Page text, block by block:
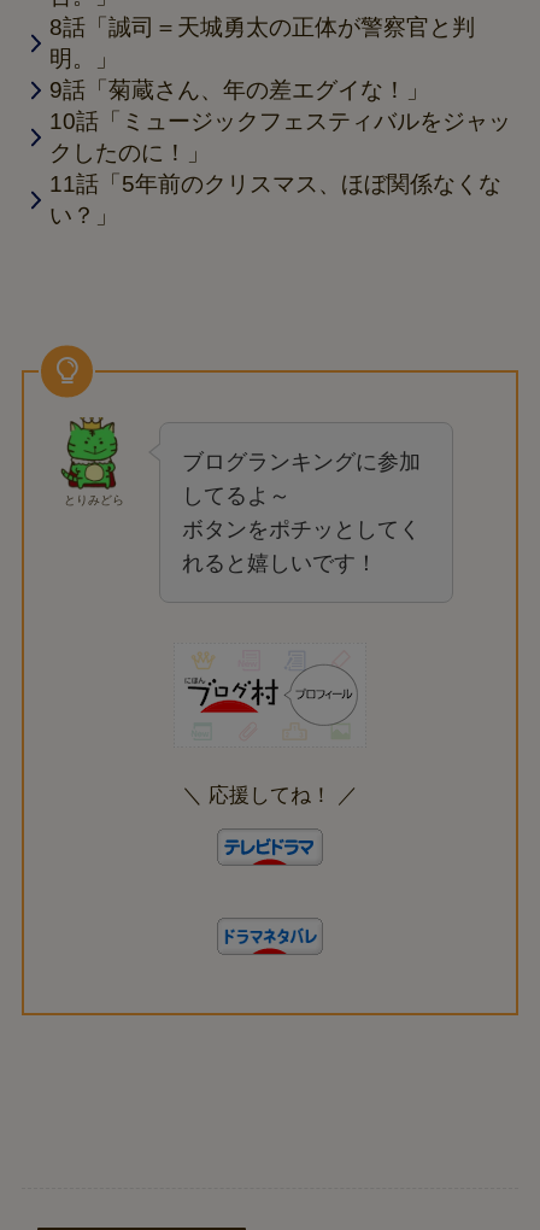
8話「誠司＝天城勇太の正体が警察官と判
明。」
9話「菊蔵さん、年の差エグイな！」
10話「ミュージックフェスティバルをジャッ
クしたのに！」
11話「5年前のクリスマス、ほぼ関係なくな
い？」
とりみどら
ブログランキングに参加
してるよ～
ボタンをポチッとしてく
れると嬉しいです！
＼ 応援してね！ ／